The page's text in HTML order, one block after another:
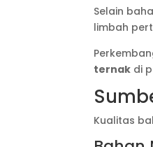
Selain
limbah
ternak di
Kualitas